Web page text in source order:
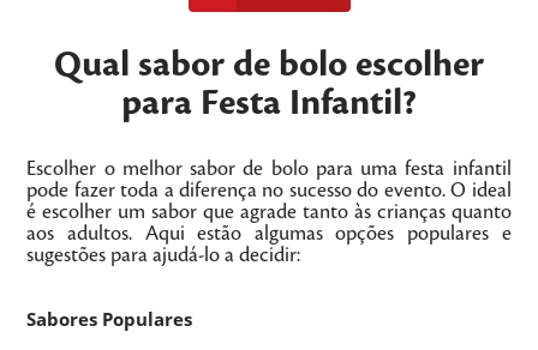
Qual sabor de bolo escolher
para Festa Infantil?
Escolher o melhor sabor de bolo para uma festa infantil
pode fazer toda a diferença no sucesso do evento. O ideal
é escolher um sabor que agrade tanto às crianças quanto
aos adultos. Aqui estão algumas opções populares e
sugestões para ajudá-lo a decidir:
Sabores Populares